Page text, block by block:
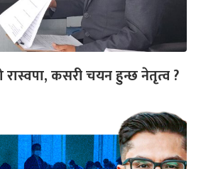
कसरी चयन हुन्छ नेतृत्व ?